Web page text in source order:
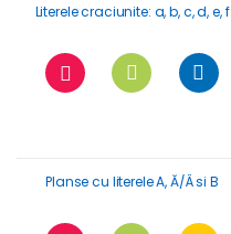
Literele craciunite: a, b, c, d, e, f
Planse cu literele A, Ă/Â si B